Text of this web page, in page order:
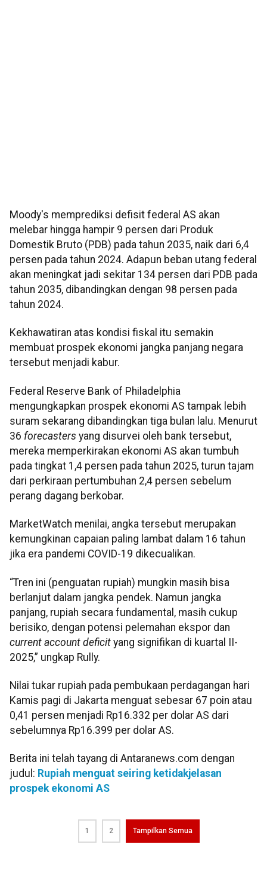
Moody's memprediksi defisit federal AS akan
melebar hingga hampir 9 persen dari Produk
Domestik Bruto (PDB) pada tahun 2035, naik dari 6,4
persen pada tahun 2024. Adapun beban utang federal
akan meningkat jadi sekitar 134 persen dari PDB pada
tahun 2035, dibandingkan dengan 98 persen pada
tahun 2024.
Kekhawatiran atas kondisi fiskal itu semakin
membuat prospek ekonomi jangka panjang negara
tersebut menjadi kabur.
Federal Reserve Bank of Philadelphia
mengungkapkan prospek ekonomi AS tampak lebih
suram sekarang dibandingkan tiga bulan lalu. Menurut
36 forecasters yang disurvei oleh bank tersebut,
mereka memperkirakan ekonomi AS akan tumbuh
pada tingkat 1,4 persen pada tahun 2025, turun tajam
dari perkiraan pertumbuhan 2,4 persen sebelum
perang dagang berkobar.
MarketWatch menilai, angka tersebut merupakan
kemungkinan capaian paling lambat dalam 16 tahun
jika era pandemi COVID-19 dikecualikan.
“Tren ini (penguatan rupiah) mungkin masih bisa
berlanjut dalam jangka pendek. Namun jangka
panjang, rupiah secara fundamental, masih cukup
berisiko, dengan potensi pelemahan ekspor dan
current account deficit yang signifikan di kuartal II-
2025,” ungkap Rully.
Nilai tukar rupiah pada pembukaan perdagangan hari
Kamis pagi di Jakarta menguat sebesar 67 poin atau
0,41 persen menjadi Rp16.332 per dolar AS dari
sebelumnya Rp16.399 per dolar AS.
Berita ini telah tayang di Antaranews.com dengan
judul: Rupiah menguat seiring ketidakjelasan
prospek ekonomi AS
1 2 Tampilkan Semua